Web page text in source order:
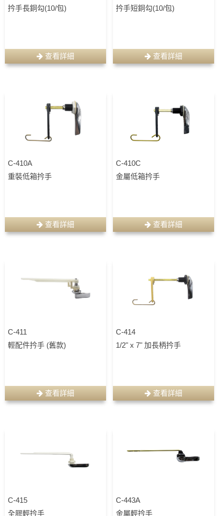
扲手長銅勾(10/包)
查看詳細
扲手短銅勾(10/包)
查看詳細
C-410A
重裝低箱扲手
查看詳細
C-410C
金屬低箱扲手
查看詳細
C-411
輕配件扲手 (舊款)
查看詳細
C-414
1/2" x 7" 加長柄扲手
查看詳細
C-415
全膠輕扲手
C-443A
金屬輕扲手